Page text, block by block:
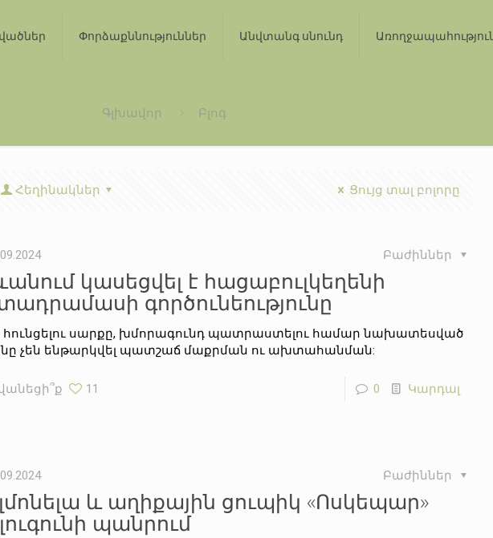
Փորձաքննություններ Անվտանգ սնունդ
Գլխավոր Բլոգ
Հեղինակներ Ցույց տալ բոլորը
Բաժիններ
կասեցվել է հացաբուլկեղենի
գործունեությունը
հունցելու սարքը, խմորագունդ պատրաստելու համար նախատեսված
չեն ենթարկվել պատշաճ մաքրման ու ախտահանման:
11 0 Կարդալ
Բաժիններ
և աղիքային ցուպիկ «Ոսկեպար»
պանրում